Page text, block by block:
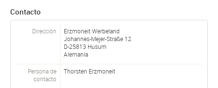
Contacto
Dirección
Erzmoneit Werbeland
Johannes-Mejer-Straße 12
D-25813 Husum
Alemania
Persona de
contacto
Thorsten Erzmoneit